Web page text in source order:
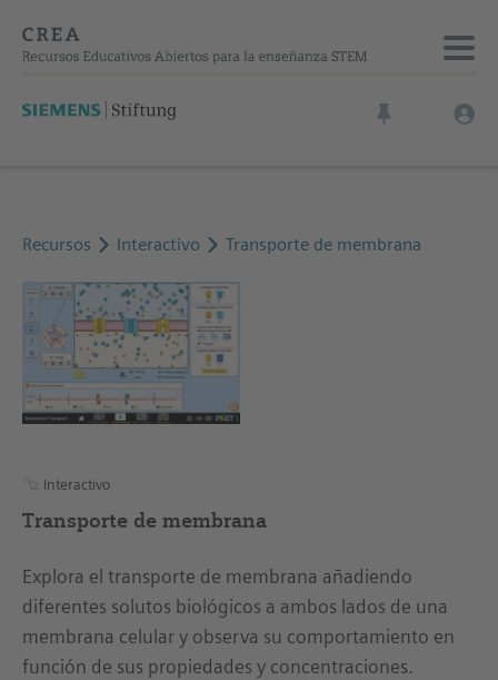
Recursos Interactivo Transporte de membrana
Interactivo
Transporte de membrana
Explora el transporte de membrana añadiendo
diferentes solutos biológicos a ambos lados de una
membrana celular y observa su comportamiento en
función de sus propiedades y concentraciones.